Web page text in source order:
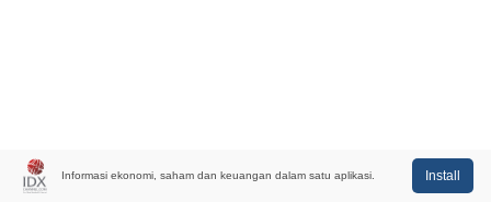
Informasi ekonomi, saham dan keuangan dalam satu aplikasi. Install